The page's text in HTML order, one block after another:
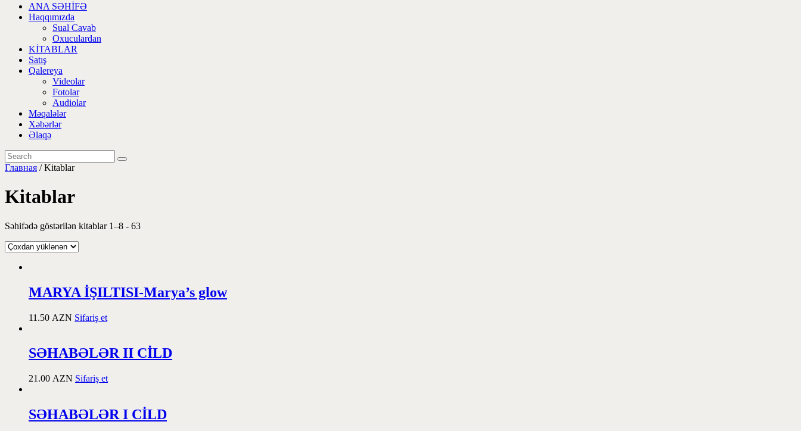
ANA SƏHİFƏ
Haqqımızda
Sual Cavab
Oxuculardan
KİTABLAR
Satış
Qalereya
Videolar
Fotolar
Audiolar
Məqalələr
Xəbərlər
Əlaqə
Главная / Kitablar
Kitablar
Səhifədə göstərilən kitablar 1–8 - 63
MARYA İŞILTISI-Marya’s glow
11.50 AZN Sifariş et
SƏHABƏLƏR II CİLD
21.00 AZN Sifariş et
SƏHABƏLƏR I CİLD